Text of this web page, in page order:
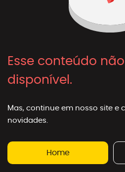
Esse conteúdo
disponível.
Mas, continue em nosso site e
novidades.
Home